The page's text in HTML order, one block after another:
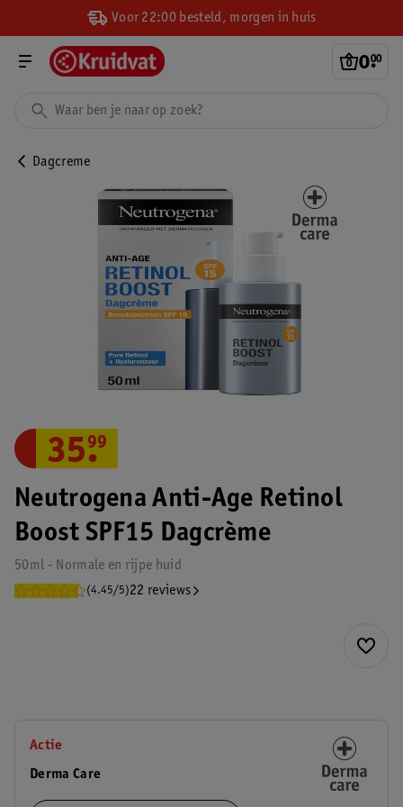
Voor 22:00 besteld, morgen in huis
0.
00
Dagcreme
Neutrogena Anti-Age Retinol
Boost SPF15 Dagcrème
50ml - Normale en rijpe huid
(4.45/5)22 reviews
35.
99
Actie
Derma Care